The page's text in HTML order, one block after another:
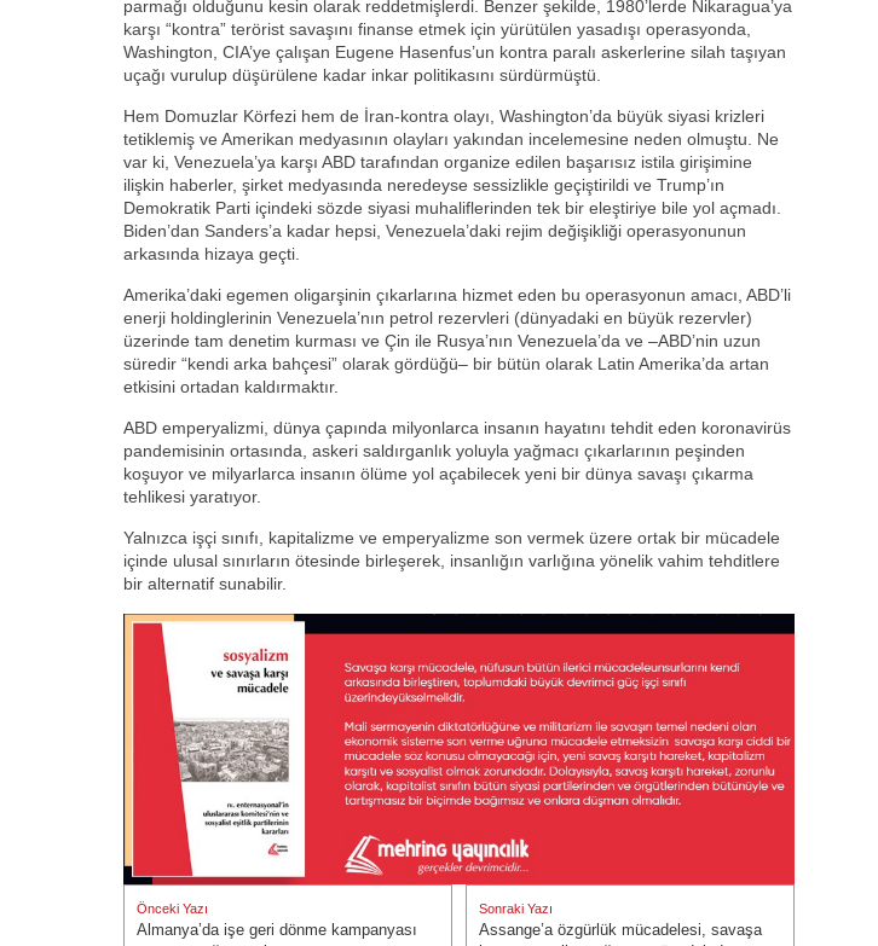
parmağı olduğunu kesin olarak reddetmişlerdi. Benzer şekilde, 1980’lerde Nikaragua’ya
karşı “kontra” terörist savaşını finanse etmek için yürütülen yasadışı operasyonda,
Washington, CIA’ye çalışan Eugene Hasenfus’un kontra paralı askerlerine silah taşıyan
uçağı vurulup düşürülene kadar inkar politikasını sürdürmüştü.
Hem Domuzlar Körfezi hem de İran-kontra olayı, Washington’da büyük siyasi krizleri
tetiklemiş ve Amerikan medyasının olayları yakından incelemesine neden olmuştu. Ne
var ki, Venezuela’ya karşı ABD tarafından organize edilen başarısız istila girişimine
ilişkin haberler, şirket medyasında neredeyse sessizlikle geçiştirildi ve Trump’ın
Demokratik Parti içindeki sözde siyasi muhaliflerinden tek bir eleştiriye bile yol açmadı.
Biden’dan Sanders’a kadar hepsi, Venezuela’daki rejim değişikliği operasyonunun
arkasında hizaya geçti.
Amerika’daki egemen oligarşinin çıkarlarına hizmet eden bu operasyonun amacı, ABD’li
enerji holdinglerinin Venezuela’nın petrol rezervleri (dünyadaki en büyük rezervler)
üzerinde tam denetim kurması ve Çin ile Rusya’nın Venezuela’da ve –ABD’nin uzun
süredir “kendi arka bahçesi” olarak gördüğü– bir bütün olarak Latin Amerika’da artan
etkisini ortadan kaldırmaktır.
ABD emperyalizmi, dünya çapında milyonlarca insanın hayatını tehdit eden koronavirüs
pandemisinin ortasında, askeri saldırganlık yoluyla yağmacı çıkarlarının peşinden
koşuyor ve milyarlarca insanın ölüme yol açabilecek yeni bir dünya savaşı çıkarma
tehlikesi yaratıyor.
Yalnızca işçi sınıfı, kapitalizme ve emperyalizme son vermek üzere ortak bir mücadele
içinde ulusal sınırların ötesinde birleşerek, insanlığın varlığına yönelik vahim tehditlere
bir alternatif sunabilir.
Yazı
gezinmesi
Önceki Yazı
Önceki Yazı:
Almanya’da işe geri dönme kampanyası
Sonraki Yazı
Sonraki Yazı:
Assange’a özgürlük mücadelesi, savaşa